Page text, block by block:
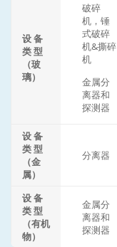
设 备
类 型
（玻
璃）
破碎
机，锤
式破碎
机&撕碎
机
金属分
离器和
探测器
设 备
类 型
（金
属）
分离器
设 备
类 型
（有机
物）
金属分
离器和
探测器